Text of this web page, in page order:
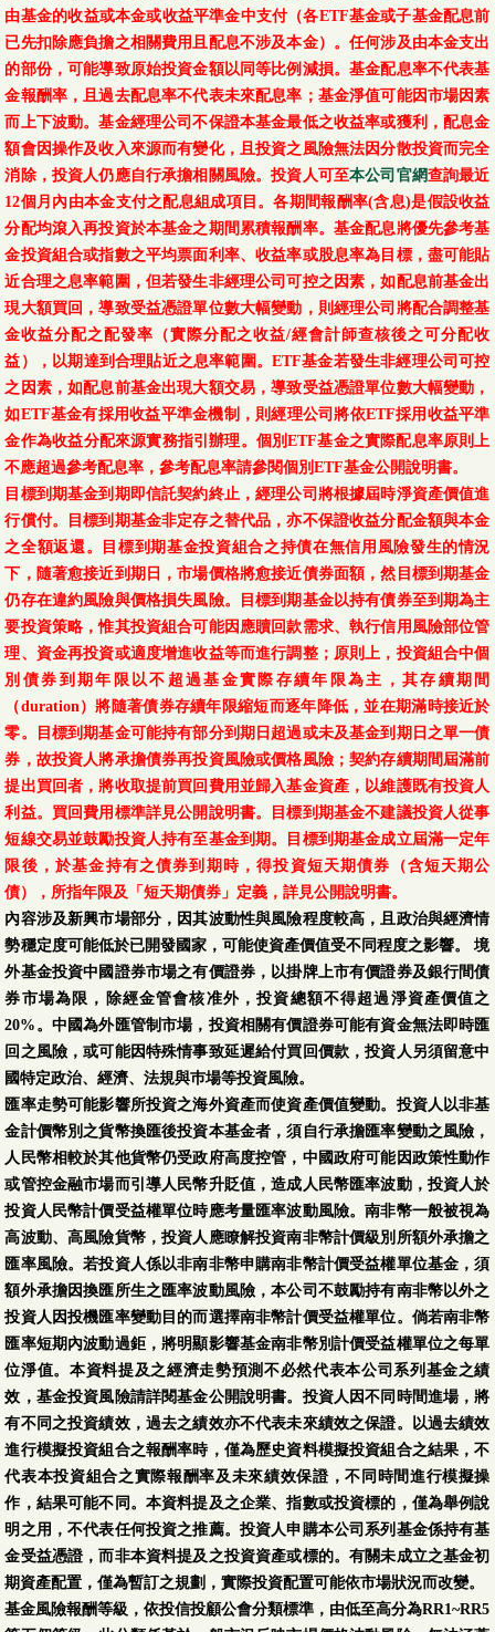
由基金的收益或本金或收益平準金中支付（各ETF基金或子基金配息前
已先扣除應負擔之相關費用且配息不涉及本金）。任何涉及由本金支出
的部份，可能導致原始投資金額以同等比例減損。基金配息率不代表基
金報酬率，且過去配息率不代表未來配息率；基金淨值可能因市場因素
而上下波動。基金經理公司不保證本基金最低之收益率或獲利，配息金
額會因操作及收入來源而有變化，且投資之風險無法因分散投資而完全
消除，投資人仍應自行承擔相關風險。投資人可至本公司官網查詢最近
12個月內由本金支付之配息組成項目。各期間報酬率(含息)是假設收益
分配均滾入再投資於本基金之期間累積報酬率。基金配息將優先參考基
金投資組合或指數之平均票面利率、收益率或股息率為目標，盡可能貼
近合理之息率範圍，但若發生非經理公司可控之因素，如配息前基金出
現大額買回，導致受益憑證單位數大幅變動，則經理公司將配合調整基
金收益分配之配發率（實際分配之收益/經會計師查核後之可分配收
益），以期達到合理貼近之息率範圍。ETF基金若發生非經理公司可控
之因素，如配息前基金出現大額交易，導致受益憑證單位數大幅變動，
如ETF基金有採用收益平準金機制，則經理公司將依ETF採用收益平準
金作為收益分配來源實務指引辦理。個別ETF基金之實際配息率原則上
不應超過參考配息率，參考配息率請參閱個別ETF基金公開說明書。
目標到期基金到期即信託契約終止，經理公司將根據屆時淨資產價值進
行償付。目標到期基金非定存之替代品，亦不保證收益分配金額與本金
之全額返還。目標到期基金投資組合之持債在無信用風險發生的情況
下，隨著愈接近到期日，市場價格將愈接近債券面額，然目標到期基金
仍存在違約風險與價格損失風險。目標到期基金以持有債券至到期為主
要投資策略，惟其投資組合可能因應贖回款需求、執行信用風險部位管
理、資金再投資或適度增進收益等而進行調整；原則上，投資組合中個
別債券到期年限以不超過基金實際存續年限為主，其存續期間
（duration）將隨著債券存續年限縮短而逐年降低，並在期滿時接近於
零。目標到期基金可能持有部分到期日超過或未及基金到期日之單一債
券，故投資人將承擔債券再投資風險或價格風險；契約存續期間屆滿前
提出買回者，將收取提前買回費用並歸入基金資產，以維護既有投資人
利益。買回費用標準詳見公開說明書。目標到期基金不建議投資人從事
短線交易並鼓勵投資人持有至基金到期。目標到期基金成立屆滿一定年
限後，於基金持有之債券到期時，得投資短天期債券（含短天期公
債），所指年限及「短天期債券」定義，詳見公開說明書。
內容涉及新興市場部分，因其波動性與風險程度較高，且政治與經濟情
勢穩定度可能低於已開發國家，可能使資產價值受不同程度之影響。 境
外基金投資中國證券市場之有價證券，以掛牌上市有價證券及銀行間債
券市場為限，除經金管會核准外，投資總額不得超過淨資產價值之
20%。中國為外匯管制市場，投資相關有價證券可能有資金無法即時匯
回之風險，或可能因特殊情事致延遲給付買回價款，投資人另須留意中
國特定政治、經濟、法規與巿場等投資風險。
匯率走勢可能影響所投資之海外資產而使資產價值變動。投資人以非基
金計價幣別之貨幣換匯後投資本基金者，須自行承擔匯率變動之風險，
人民幣相較於其他貨幣仍受政府高度控管，中國政府可能因政策性動作
或管控金融市場而引導人民幣升貶值，造成人民幣匯率波動，投資人於
投資人民幣計價受益權單位時應考量匯率波動風險。南非幣一般被視為
高波動、高風險貨幣，投資人應瞭解投資南非幣計價級別所額外承擔之
匯率風險。若投資人係以非南非幣申購南非幣計價受益權單位基金，須
額外承擔因換匯所生之匯率波動風險，本公司不鼓勵持有南非幣以外之
投資人因投機匯率變動目的而選擇南非幣計價受益權單位。倘若南非幣
匯率短期內波動過鉅，將明顯影響基金南非幣別計價受益權單位之每單
位淨值。本資料提及之經濟走勢預測不必然代表本公司系列基金之績
效，基金投資風險請詳閱基金公開說明書。投資人因不同時間進場，將
有不同之投資績效，過去之績效亦不代表未來績效之保證。以過去績效
進行模擬投資組合之報酬率時，僅為歷史資料模擬投資組合之結果，不
代表本投資組合之實際報酬率及未來績效保證，不同時間進行模擬操
作，結果可能不同。本資料提及之企業、指數或投資標的，僅為舉例說
明之用，不代表任何投資之推薦。投資人申購本公司系列基金係持有基
金受益憑證，而非本資料提及之投資資產或標的。有關未成立之基金初
期資產配置，僅為暫訂之規劃，實際投資配置可能依市場狀況而改變。
基金風險報酬等級，依投信投顧公會分類標準，由低至高分為RR1~RR5